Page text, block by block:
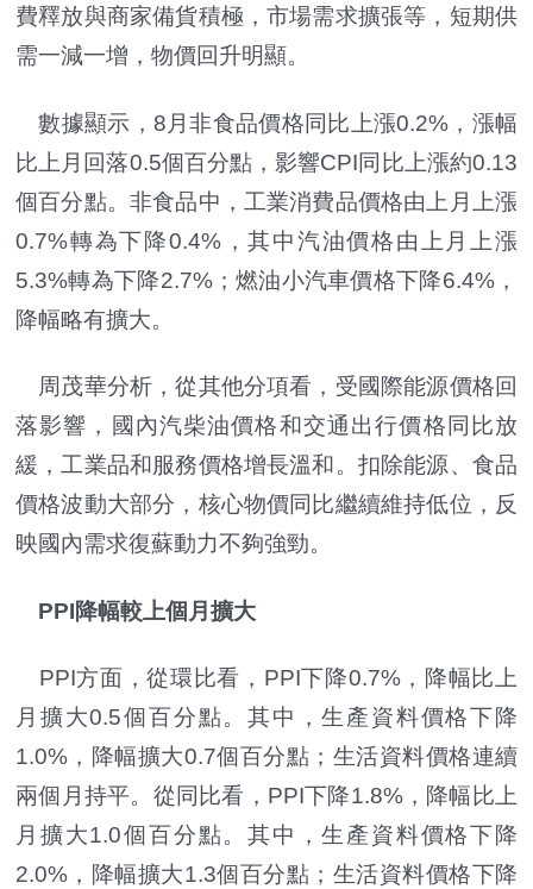
費釋放與商家備貨積極，市場需求擴張等，短期供
需一減一增，物價回升明顯。
數據顯示，8月非食品價格同比上漲0.2%，漲幅
比上月回落0.5個百分點，影響CPI同比上漲約0.13
個百分點。非食品中，工業消費品價格由上月上漲
0.7%轉為下降0.4%，其中汽油價格由上月上漲
5.3%轉為下降2.7%；燃油小汽車價格下降6.4%，
降幅略有擴大。
周茂華分析，從其他分項看，受國際能源價格回
落影響，國內汽柴油價格和交通出行價格同比放
緩，工業品和服務價格增長溫和。扣除能源、食品
價格波動大部分，核心物價同比繼續維持低位，反
映國內需求復蘇動力不夠強勁。
PPI降幅較上個月擴大
PPI方面，從環比看，PPI下降0.7%，降幅比上
月擴大0.5個百分點。其中，生產資料價格下降
1.0%，降幅擴大0.7個百分點；生活資料價格連續
兩個月持平。從同比看，PPI下降1.8%，降幅比上
月擴大1.0個百分點。其中，生產資料價格下降
2.0%，降幅擴大1.3個百分點；生活資料價格下降